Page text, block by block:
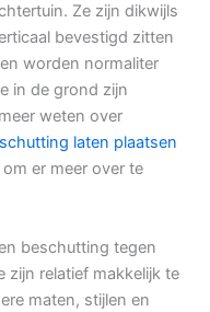
Ze zijn dikwijls
bevestigd zitten
worden normaliter
in de grond zijn
weten over
schutting laten plaatsen
er meer over te
beschutting tegen
zijn relatief makkelijk te
maten, stijlen en